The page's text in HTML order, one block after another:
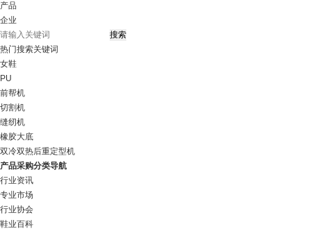
产品
企业
热门搜索关键词
女鞋
PU
前帮机
切割机
缝纫机
橡胶大底
双冷双热后重定型机
产品采购分类导航
行业资讯
专业市场
行业协会
鞋业百科